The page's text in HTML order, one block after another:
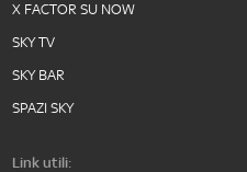
X FACTOR SU NOW
SKY TV
SKY BAR
SPAZI SKY
Link utili: